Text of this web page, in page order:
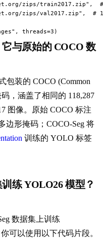
zips/train2017.zip",
zips/val2017.zip",  #
threads=3)
与原始的 COCO 数
包装的 COCO (Common
，涵盖了相同的 118,287
图像。原始 COCO 标注
边形掩码；COCO-Seg 将
训练的 YOLO 标签
练 YOLO26 模型？
数据集上训练
可以使用以下代码片段。